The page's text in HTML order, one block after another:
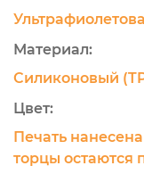
Материал:
Силиконовый
Цвет:
Печать
торцы остаются